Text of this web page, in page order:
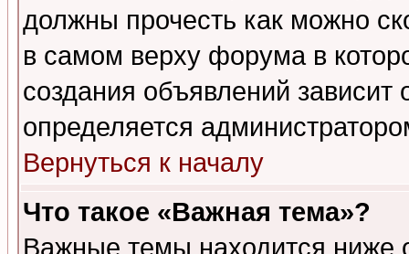
должны прочесть как можно
в самом верху форума в
создания объявлений зависит
определяется
Вернуться к началу
Что такое «Важная тема»?
Важные темы находится ниже